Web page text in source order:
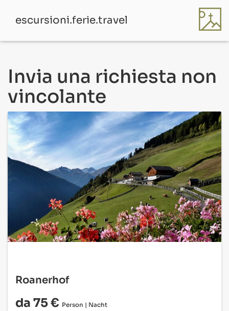
escursioni.ferie.travel
Invia una richiesta non
vincolante
Roanerhof
da 75 € Person | Nacht